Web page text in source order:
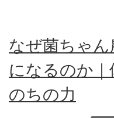
なぜ菌ちゃ
になるのか｜
のちの力